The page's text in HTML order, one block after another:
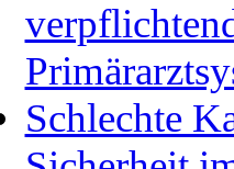
Schlechte